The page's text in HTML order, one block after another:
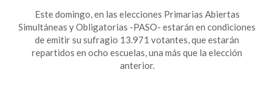
Este domingo, en las elecciones Primarias Abiertas
Simultáneas y Obligatorias -PASO- estarán en condiciones
de emitir su sufragio 13.971 votantes, que estarán
repartidos en ocho escuelas, una más que la elección
anterior.